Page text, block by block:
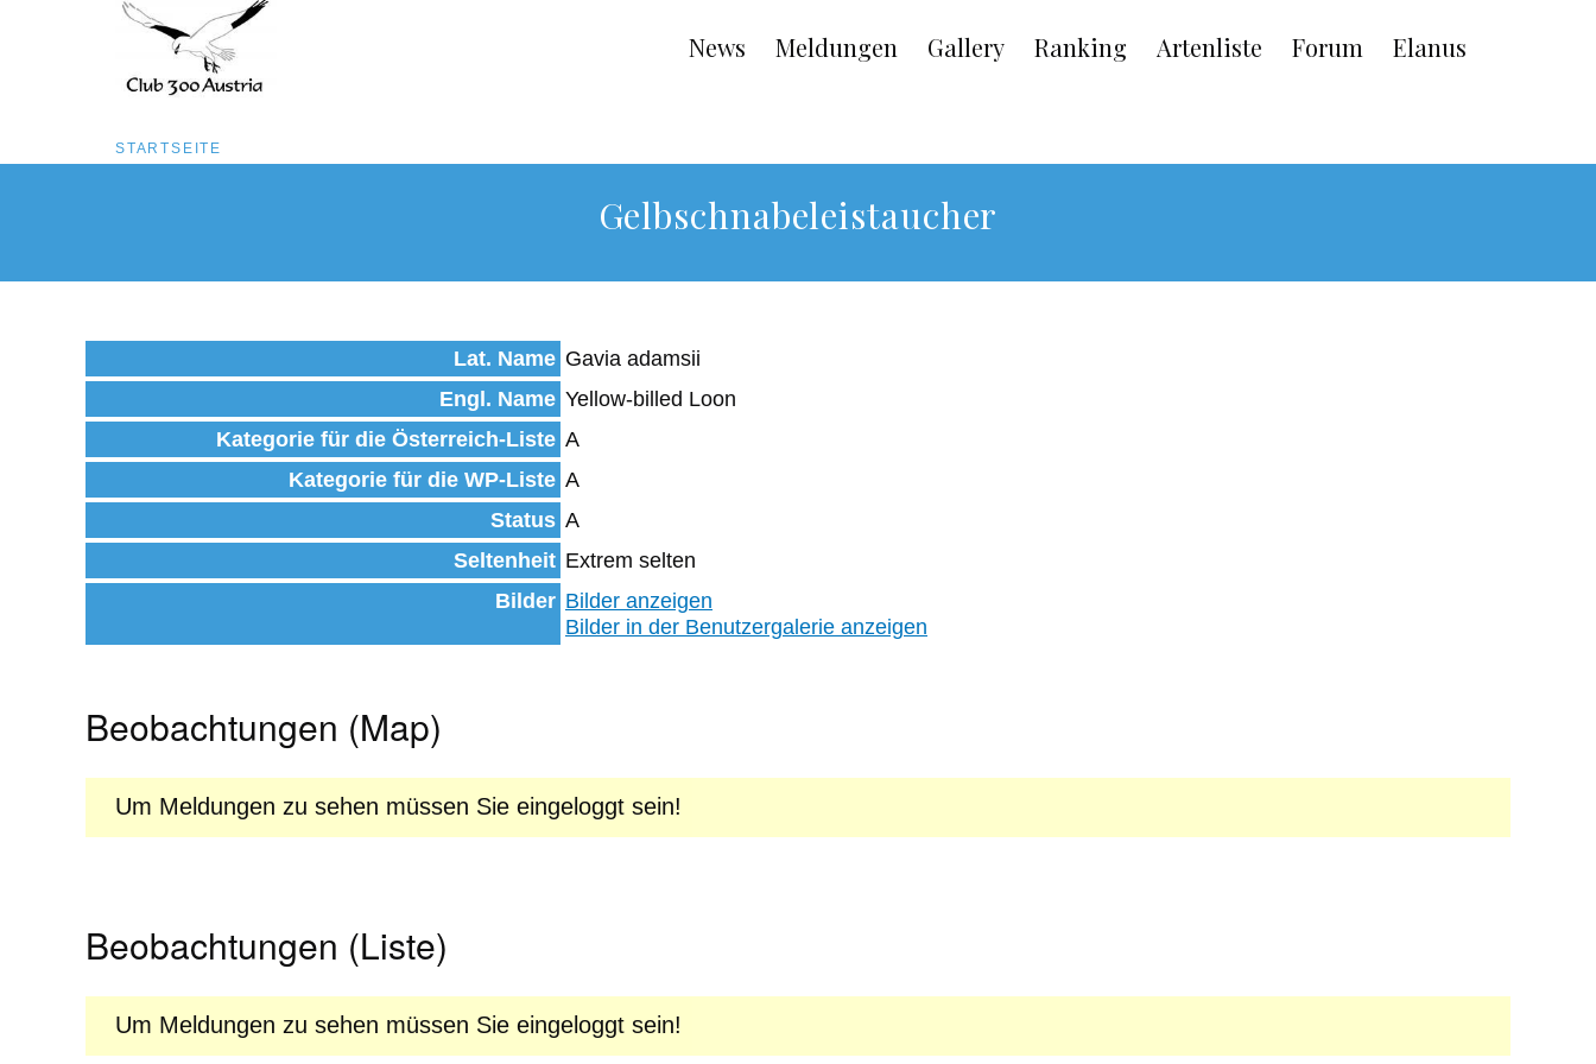
Inhalt
Main
navigation
News Meldungen Gallery Ranking Artenliste Forum Elanus
Pfadnavigation
STARTSEITE
Gelbschnabeleistaucher
Lat. Name Gavia adamsii
Engl. Name Yellow-billed Loon
Kategorie für die Österreich-Liste A
Kategorie für die WP-Liste A
Status A
Seltenheit Extrem selten
Bilder Bilder anzeigen
Bilder in der Benutzergalerie anzeigen
Beobachtungen (Map)
Um Meldungen zu sehen müssen Sie eingeloggt sein!
Beobachtungen (Liste)
Um Meldungen zu sehen müssen Sie eingeloggt sein!